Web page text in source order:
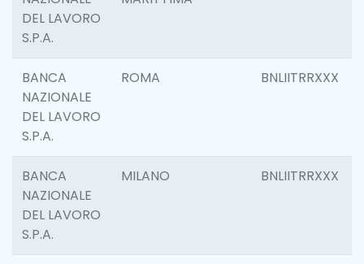
DEL LAVORO
S.P.A.
BANCA
NAZIONALE
DEL LAVORO
S.P.A.
ROMA BNLIITRRXXX
BANCA
NAZIONALE
DEL LAVORO
S.P.A.
MILANO BNLIITRRXXX